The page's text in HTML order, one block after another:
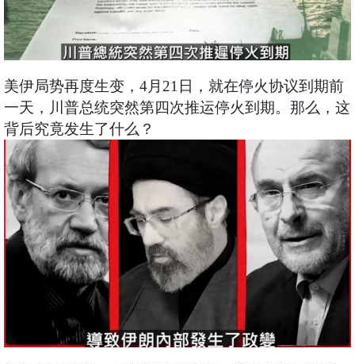
美伊局势再度生变，4月21日，就在停火协议到期前
一天，川普总统突然第四次推运停火到期。那么，这
背后究竟发生了什么？